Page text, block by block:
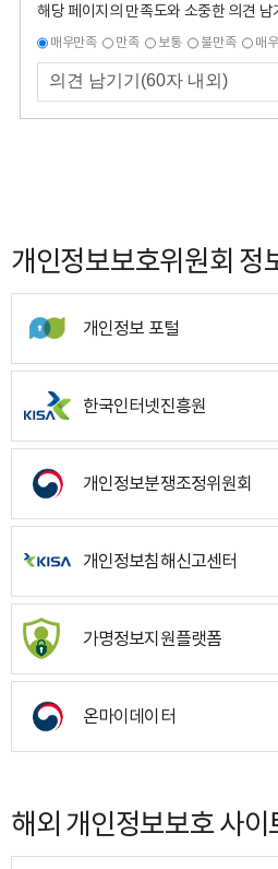
해당 페이지의 만족도와 소중한 의견 남
매우만족 만족 보통 불만족 매
개인정보보호위원회 정
개인정보 포털
한국인터넷진흥원
개인정보분쟁조정위원회
개인정보침해신고센터
가명정보지원플랫폼
온마이데이터
해외 개인정보보호 사이